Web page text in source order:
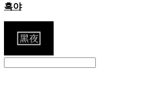
흑야